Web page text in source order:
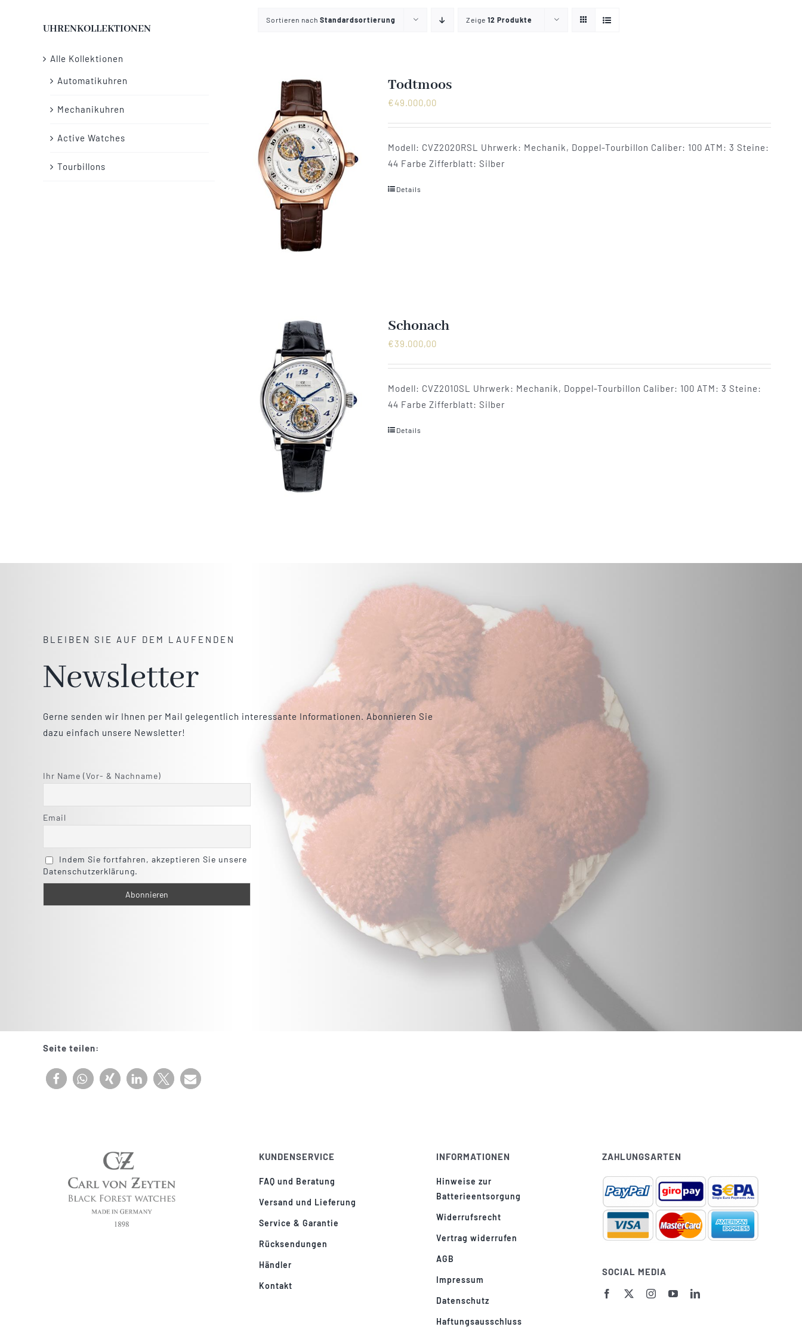
Sortieren nach Standardsortierung Zeige 12 Produkte
Todtmoos
€49.000,00
Modell: CVZ2020RSL Uhrwerk: Mechanik, Doppel-Tourbillon Caliber: 100 ATM: 3 Steine:
44 Farbe Zifferblatt: Silber
Details
Schonach
€39.000,00
Modell: CVZ2010SL Uhrwerk: Mechanik, Doppel-Tourbillon Caliber: 100 ATM: 3 Steine:
44 Farbe Zifferblatt: Silber
Details
UHRENKOLLEKTIONEN
Alle Kollektionen
Automatikuhren
Mechanikuhren
Active Watches
Tourbillons
BLEIBEN SIE AUF DEM LAUFENDEN
Newsletter
Gerne senden wir Ihnen per Mail gelegentlich interessante Informationen. Abonnieren Sie
dazu einfach unsere Newsletter!
Ihr Name (Vor- & Nachname)
Email
Indem Sie fortfahren, akzeptieren Sie unsere
Datenschutzerklärung.
Seite teilen:
KUNDENSERVICE
FAQ und Beratung
Versand und Lieferung
Service & Garantie
Rücksendungen
Händler
Kontakt
INFORMATIONEN
Hinweise zur
Batterieentsorgung
Widerrufsrecht
Vertrag widerrufen
AGB
Impressum
Datenschutz
Haftungsausschluss
ZAHLUNGSARTEN
SOCIAL MEDIA